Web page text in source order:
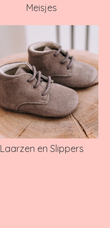
Meisjes
Laarzen en Slippers